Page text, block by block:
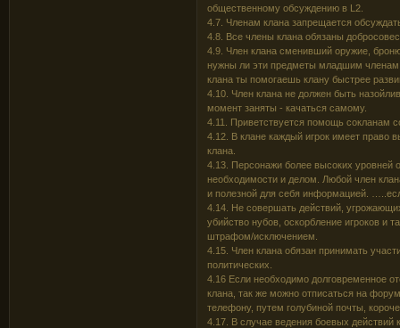
общественному обсуждению в L2.
4.7. Членам клана запрещается
4.8. Все члены клана обязаны
4.9. Член клана сменивший оружие,
нужны ли эти предметы младшим членам
клана ты помогаешь клану быстрее
4.10. Член клана не должен быть
момент заняты - качаться самому.
4.11. Приветствуется помощь сокланам
4.12. В клане каждый игрок имеет право
клана.
4.13. Персонажи более высоких
необходимости и делом. Любой член
и полезной для себя информацией.
4.14. Не совершать действий,
убийство нубов, оскорбление игроков и
штрафом/исключением.
4.15. Член клана обязан принимать
политических.
4.16 Если необходимо долговременное
клана, так же можно отписаться на
телефону, путем голубиной почты,
4.17. В случае ведения боевых